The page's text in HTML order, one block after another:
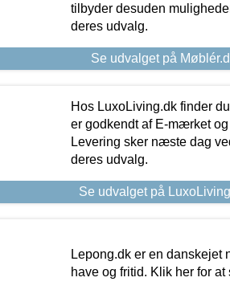
tilbyder desuden
deres udvalg.
Se udvalget på
Hos LuxoLiving.dk finder
er godkendt af E-mærket
Levering sker næste dag
deres udvalg.
Se udvalget på
Lepong.dk er en danskejet
have og fritid. Klik her for